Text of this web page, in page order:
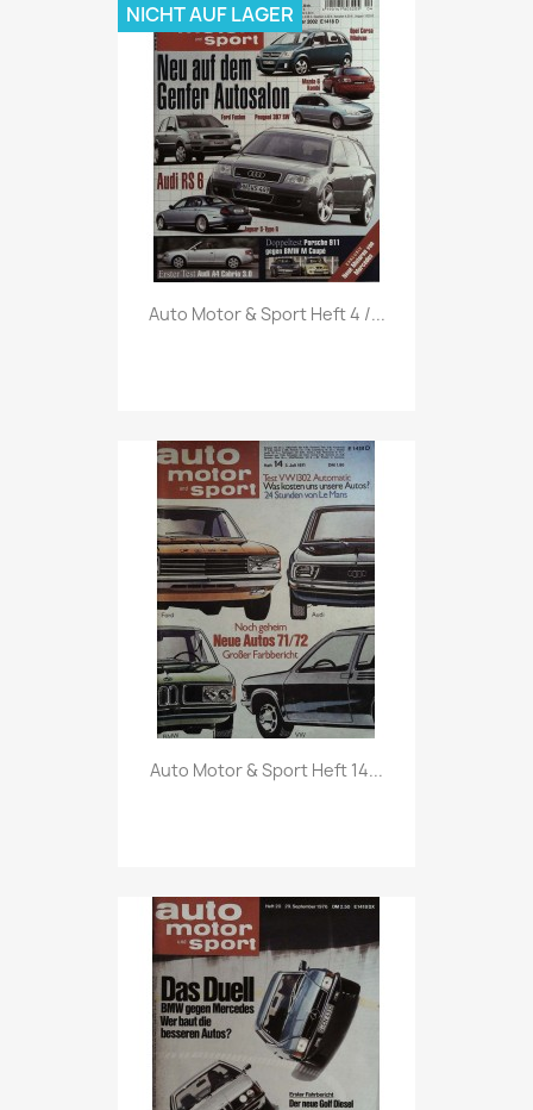
Vorschau
Auto Motor & Sport Heft 4 /...
NICHT AUF LAGER
Vorschau
Auto Motor & Sport Heft 14...